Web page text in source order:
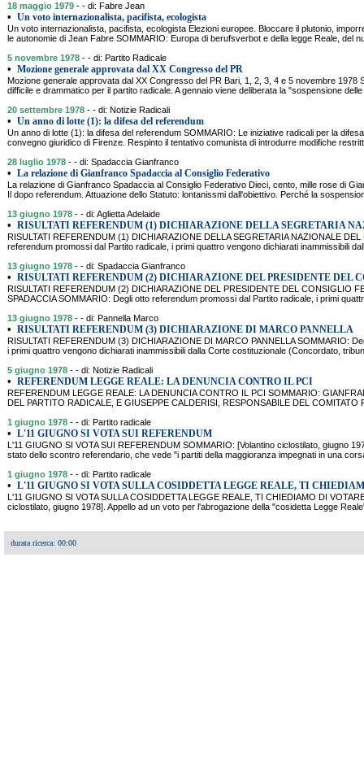
18 maggio 1979 - - di: Fabre Jean
• Un voto internazionalista, pacifista, ecologista
Un voto internazionalista, pacifista, ecologista Elezioni europee. Bloccare il plutonio,
le autonomie di Jean Fabre SOMMARIO: Europa di berufsverbot e della legge Reale, del
5 novembre 1978 - - di: Partito Radicale
• Mozione generale approvata dal XX Congresso del PR
Mozione generale approvata dal XX Congresso del PR Bari, 1, 2, 3, 4 e 5 novembre 1978
difficile e drammatico per il partito radicale. A gennaio viene deliberata la "sospensione
20 settembre 1978 - - di: Notizie Radicali
• Un anno di lotte (1): la difesa del referendum
Un anno di lotte (1): la difesa del referendum SOMMARIO: Le iniziative radicali per la
convegno giuridico di Firenze. Respinto il tentativo comunista di introdurre modifiche
28 luglio 1978 - - di: Spadaccia Gianfranco
• La relazione di Gianfranco Spadaccia al Consiglio Federativo
La relazione di Gianfranco Spadaccia al Consiglio Federativo Dieci, cento, mille rose di
Il dopo referendum. Attuazione dello Statuto: lontanissmi dall'obiettivo. Perché la
13 giugno 1978 - - di: Aglietta Adelaide
• RISULTATI REFERENDUM (1) DICHIARAZIONE DELLA SEGRETARIA
RISULTATI REFERENDUM (1) DICHIARAZIONE DELLA SEGRETARIA NAZIONALE
referendum promossi dal Partito radicale, i primi quattro vengono dichiarati inammissibili
13 giugno 1978 - - di: Spadaccia Gianfranco
• RISULTATI REFERENDUM (2) DICHIARAZIONE DEL PRESIDENTE DEL
RISULTATI REFERENDUM (2) DICHIARAZIONE DEL PRESIDENTE DEL CONSIGLIO
SPADACCIA SOMMARIO: Degli otto referendum promossi dal Partito radicale, i primi
13 giugno 1978 - - di: Pannella Marco
• RISULTATI REFERENDUM (3) DICHIARAZIONE DI MARCO PANNELLA
RISULTATI REFERENDUM (3) DICHIARAZIONE DI MARCO PANNELLA SOMMARIO:
i primi quattro vengono dichiarati inammissibili dalla Corte costituzionale (Concordato,
5 giugno 1978 - - di: Notizie Radicali
• REFERENDUM LEGGE REALE: LA DENUNCIA CONTRO IL PCI
REFERENDUM LEGGE REALE: LA DENUNCIA CONTRO IL PCI SOMMARIO:
DEL PARTITO RADICALE, E GIUSEPPE CALDERISI, RESPONSABILE DEL
1 giugno 1978 - - di: Partito radicale
• L'11 GIUGNO SI VOTA SUI REFERENDUM
L'11 GIUGNO SI VOTA SUI REFERENDUM SOMMARIO: [Volantino ciclostilato, giugno
stato dello scontro referendario, che vede "i partiti della maggioranza impegnati in una
1 giugno 1978 - - di: Partito radicale
• L'11 GIUGNO SI VOTA SULLA COSIDDETTA LEGGE REALE, TI
L'11 GIUGNO SI VOTA SULLA COSIDDETTA LEGGE REALE, TI CHIEDIAMO DI
ciclostilato, giugno 1978]. Appello ad un voto per l'abrogazione della "cosidetta Legge
durata ricerca: 00:00